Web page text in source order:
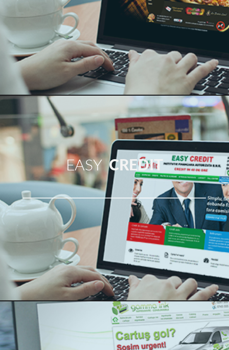
în creșterea numărului de conversii pe orice e-
commerce B2B sau site-ul este de a elimina numărul
de alegerile pe creare site care le dau de utilizatori,
cumpărători sau vizitatori. Doar de la sine înțeles:
Când te ia la fel de multe opțiuni ca posibil, nu se
lasa vizitatorii dvs. deveni distras de nimic care le pot
împiedica de la finalizarea scopul paginii, care este de
a converti. Astfel, mai puțin alegere este un alt
exemplu uimitor de minimalism in web design. Una
dintre cele mai bune locuri pentru a vedea magia de
minimalismul de alegere este în pagini de destinație
de pagini de destinație care merge cu privire la
aceasta în mod corect, care este.
EASY CREDIT